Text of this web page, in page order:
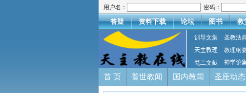
用户名： 密码：
答疑 资料下载 论坛 图书 教
训导文集 圣教法
天主教理
教理纲
梵二文献
神学论
首 页 普世教闻 国内教闻 圣座动态